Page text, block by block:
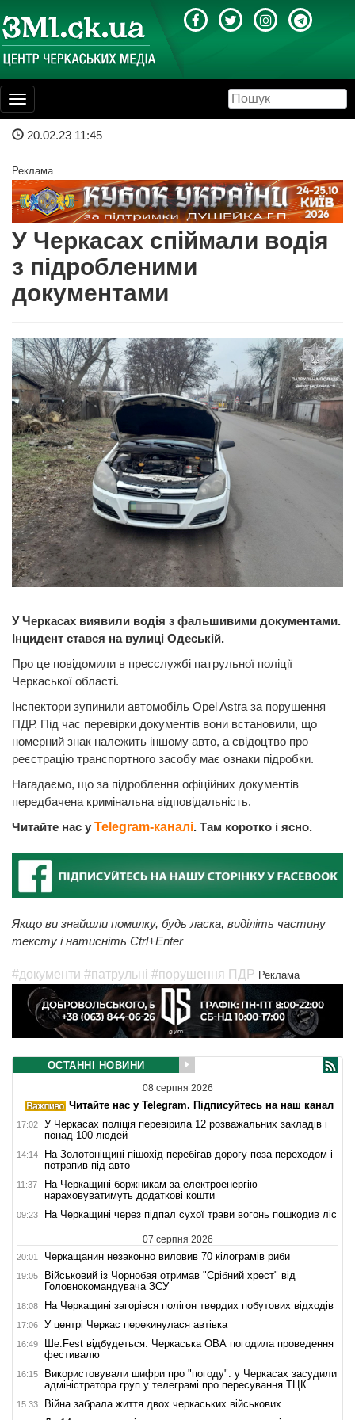
Toggle
navigation
20.02.23 11:45
Реклама
У Черкасах спіймали водія
з підробленими
документами
У Черкасах виявили водія з фальшивими документами.
Інцидент стався на вулиці Одеській.
Про це повідомили в пресслужбі патрульної поліції
Черкаської області.
Інспектори зупинили автомобіль Opel Astra за порушення
ПДР. Під час перевірки документів вони встановили, що
номерний знак належить іншому авто, а свідоцтво про
реєстрацію транспортного засобу має ознаки підробки.
Нагадаємо, що за підроблення офіційних документів
передбачена кримінальна відповідальність.
Читайте нас у Telegram-каналі. Там коротко і ясно.
Якщо ви знайшли помилку, будь ласка, виділіть частину
тексту і натисніть Ctrl+Enter
#документи #патрульні #порушення ПДР Реклама
ОСТАННІ НОВИНИ
08 серпня 2026
Читайте нас у Telegram. Підписуйтесь на наш канал
17:02
У Черкасах поліція перевірила 12 розважальних закладів і
понад 100 людей
14:14
На Золотоніщині пішохід перебігав дорогу поза переходом і
потрапив під авто
11:37
На Черкащині боржникам за електроенергію
нараховуватимуть додаткові кошти
09:23 На Черкащині через підпал сухої трави вогонь пошкодив ліс
07 серпня 2026
20:01 Черкащанин незаконно виловив 70 кілограмів риби
19:05
Військовий із Чорнобая отримав "Срібний хрест" від
Головнокомандувача ЗСУ
18:08 На Черкащині загорівся полігон твердих побутових відходів
17:06 У центрі Черкас перекинулася автівка
16:49
Ше.Fest відбудеться: Черкаська ОВА погодила проведення
фестивалю
16:15
Використовували шифри про "погоду": у Черкасах засудили
адміністратора груп у телеграмі про пересування ТЦК
15:33 Війна забрала життя двох черкаських військових